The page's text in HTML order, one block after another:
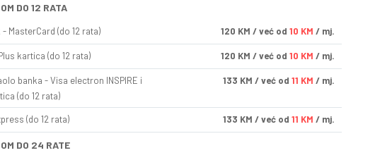
DO 12 RATA
MasterCard (do 12 rata) 120 KM / već od 10 KM / mj.
kartica (do 12 rata) 120 KM / već od 10 KM / mj.
banka - Visa electron INSPIRE i
(do 12 rata)
133 KM / već od 11 KM / mj.
(do 12 rata) 133 KM / već od 11 KM / mj.
DO 24 RATE